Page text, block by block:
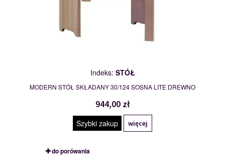
Indeks: STÓŁ
MODERN STÓŁ SKŁADANY 30/124 SOSNA LITE DREWNO
944,00 zł
Szybki zakup więcej
do porówania